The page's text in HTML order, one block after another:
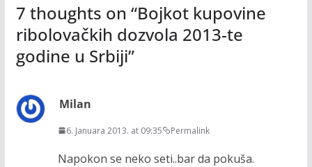
7 thoughts on “Bojkot kupovine
ribolovačkih dozvola 2013-te
godine u Srbiji”
Milan
6. Januara 2013. at 09:35 Permalink
Napokon se neko seti..bar da pokuša.